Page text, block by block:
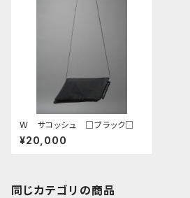
W サコッシュ □ブラック□
¥20,000
同じカテゴリの商品